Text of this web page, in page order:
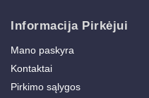
Informacija Pirkėjui
Mano paskyra
Kontaktai
Pirkimo sąlygos